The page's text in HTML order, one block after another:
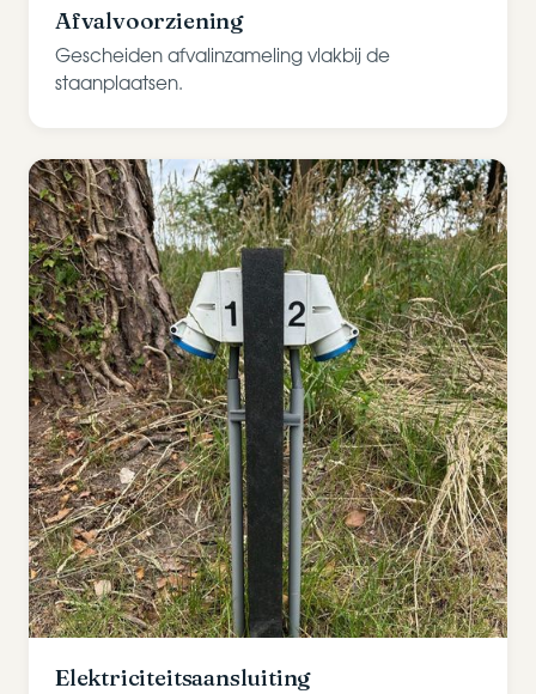
Afvalvoorziening
Gescheiden afvalinzameling vlakbij de
staanplaatsen.
Elektriciteitsaansluiting